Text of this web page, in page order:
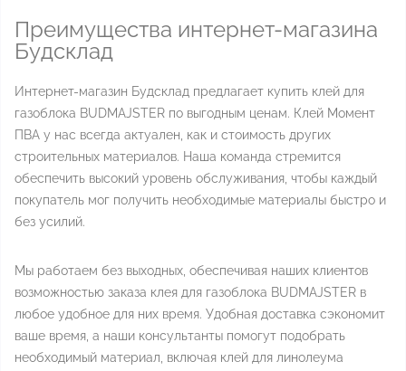
Преимущества интернет-магазина
Будсклад
Интернет-магазин Будсклад предлагает купить клей для
газоблока BUDMAJSTER по выгодным ценам. Клей Момент
ПВА у нас всегда актуален, как и стоимость других
строительных материалов. Наша команда стремится
обеспечить высокий уровень обслуживания, чтобы каждый
покупатель мог получить необходимые материалы быстро и
без усилий.
Мы работаем без выходных, обеспечивая наших клиентов
возможностью заказа клея для газоблока BUDMAJSTER в
любое удобное для них время. Удобная доставка сэкономит
ваше время, а наши консультанты помогут подобрать
необходимый материал, включая клей для линолеума